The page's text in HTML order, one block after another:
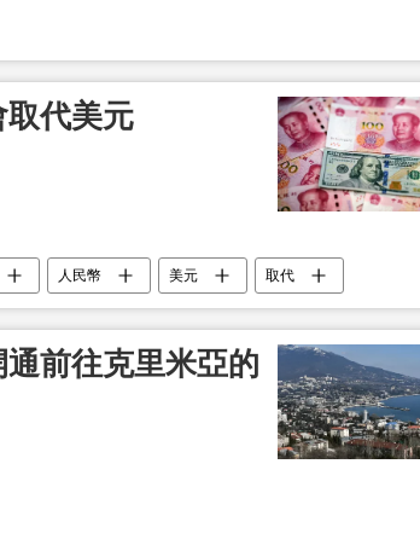
代美元
人民幣 美元 取代
前往克里米亞的